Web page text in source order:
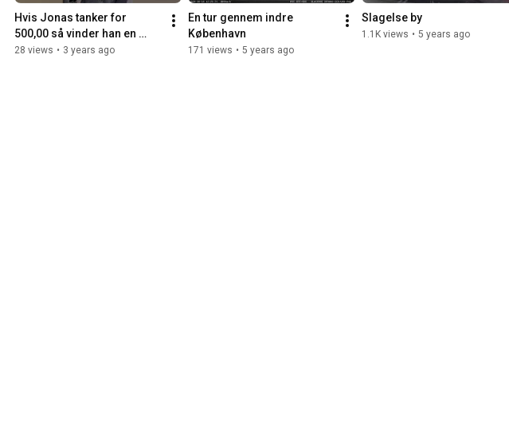
Hvis Jonas tanker for
500,00 så vinder han en
gratis kørelektion
28 views • 3 years ago
En tur gennem indre
København
171 views • 5 years ago
Slagelse by
1.1K views • 5 years ago